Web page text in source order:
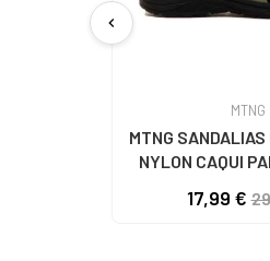
chevron_left
MTNG
MTNG
NYLON CAQUI
17,99 €